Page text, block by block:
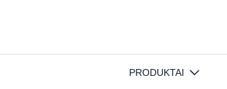
PRODUKTAI